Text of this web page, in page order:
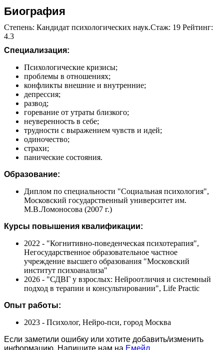
Биография
Степень: Кандидат психологических наук.Стаж: 19 Рейтинг:
4.3
Специализация:
Психологические кризисы;
проблемы в отношениях;
конфликты внешние и внутренние;
депрессия;
развод;
горевание от утраты близкого;
неуверенность в себе;
трудности с выражением чувств и идей;
одиночество;
страхи;
панические состояния.
Образование:
Диплом по специальности "Социальная психология",
Московский государственный университет им.
М.В.Ломоносова (2007 г.)
Курсы повышения квалификации:
2022 - "Когнитивно-поведенческая психотерапия",
Негосударственное образовательное частное
учреждение высшего образования "Московский
институт психоанализа"
2026 - "СДВГ у взрослых: Нейроотличия и системный
подход в терапии и консультировании", Life Practic
Опыт работы:
2023 - Психолог, Нейро-пси, город Москва
Если заметили ошибку или хотите добавить/изменить
информацию. Напишите нам на Емейл